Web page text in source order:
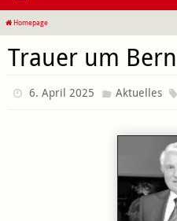
Homepage
Trauer um
6. April 2025 Aktuelles